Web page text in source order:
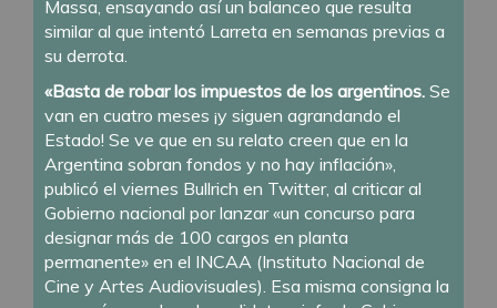
Massa, ensayando así un balanceo que resulta
similar al que intentó Larreta en semanas previas a
su derrota.
«Basta de robar los impuestos de los argentinos. Se
van en cuatro meses ¡y siguen agrandando el
Estado! Se ve que en su relato creen que en la
Argentina sobran fondos y no hay inflación»,
publicó el viernes Bullrich en Twitter, al criticar al
Gobierno nacional por lanzar «un concurso para
designar más de 100 cargos en planta
permanente» en el INCAA (Instituto Nacional de
Cine y Artes Audiovisuales). Esa misma consigna la